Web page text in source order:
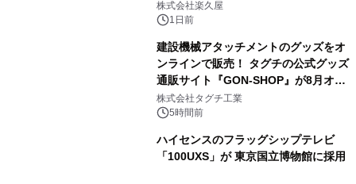
メニューを提供
株式会社楽久屋
1日前
建設機械アタッチメントのグッズをオ
ンラインで販売！ タグチの公式グッズ
通販サイト『GON-SHOP』が8月オー
プン
株式会社タグチ工業
5時間前
ハイセンスのフラッグシップテレビ
「100UXS」が 東京国立博物館に採用